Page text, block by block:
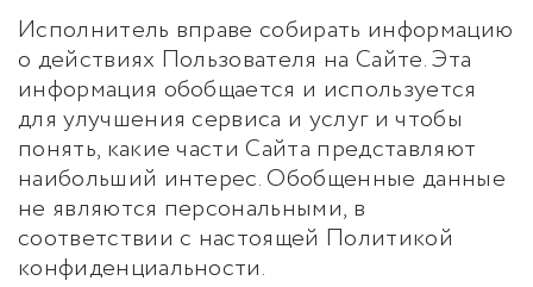
Исполнитель вправе собирать информацию
о действиях Пользователя на Сайте. Эта
информация обобщается и используется
для улучшения сервиса и услуг и чтобы
понять, какие части Сайта представляют
наибольший интерес. Обобщенные данные
не являются персональными, в
соответствии с настоящей Политикой
конфиденциальности.